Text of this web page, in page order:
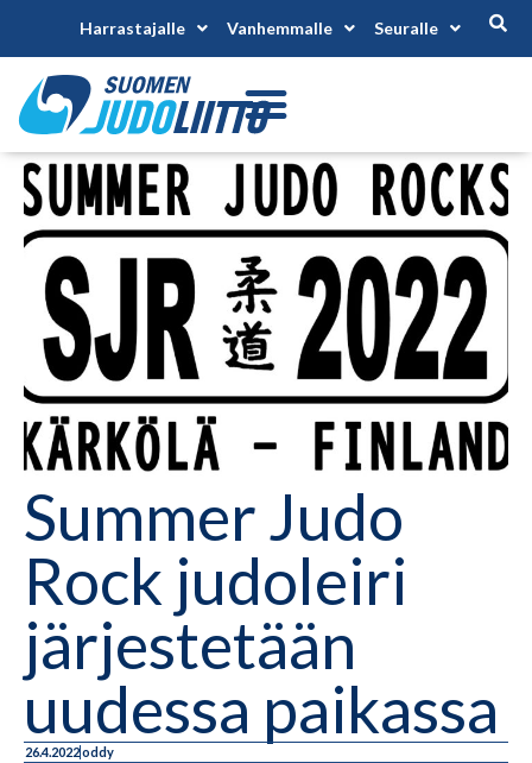
Harrastajalle Vanhemmalle Seuralle
Summer Judo
Rock judoleiri
järjestetään
uudessa paikassa
26.4.2022oddy